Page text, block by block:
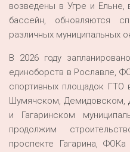
возведены в Угре и
бассейн, обновляются
различных муниципальных
В 2026 году
единоборств в Рославле,
спортивных площадок
Шумячском, Демидовском,
и Гагаринском
продолжим
проспекте Гагарина,